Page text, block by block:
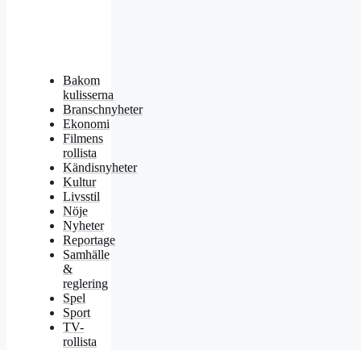
Bakom
kulisserna
Branschnyheter
Ekonomi
Filmens
rollista
Kändisnyheter
Kultur
Livsstil
Nöje
Nyheter
Reportage
Samhälle
&
reglering
Spel
Sport
TV-
rollista